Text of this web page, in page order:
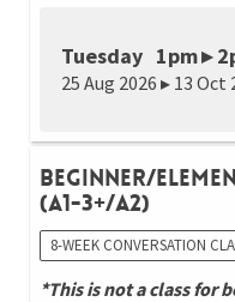
Tuesday 1pm ▸
25 Aug 2026 ▸ 13 Oct
Beginner/
(A1-3+/A2)
8-WEEK CONVERSATION
*This is not a class for